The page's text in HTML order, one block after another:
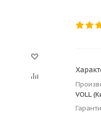
VOLL